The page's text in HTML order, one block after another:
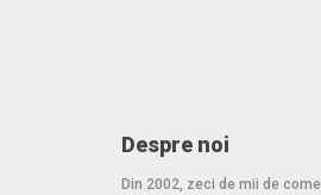
Despre noi
Din 2002, zeci de mii de